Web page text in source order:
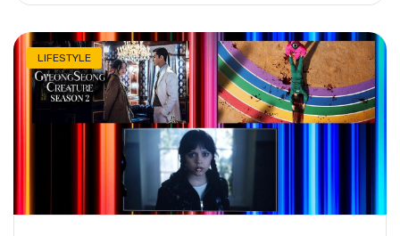
LIFESTYLE